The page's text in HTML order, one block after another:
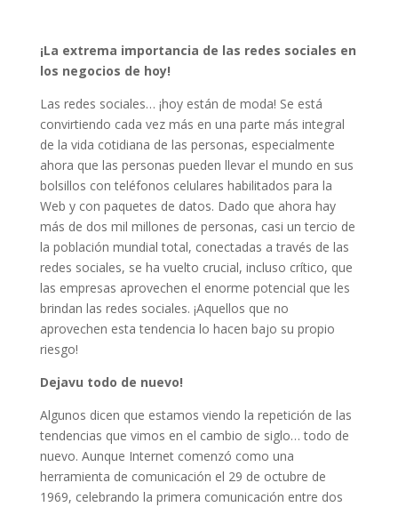
¡La extrema importancia de las redes sociales en
los negocios de hoy!
Las redes sociales… ¡hoy están de moda! Se está
convirtiendo cada vez más en una parte más integral
de la vida cotidiana de las personas, especialmente
ahora que las personas pueden llevar el mundo en sus
bolsillos con teléfonos celulares habilitados para la
Web y con paquetes de datos. Dado que ahora hay
más de dos mil millones de personas, casi un tercio de
la población mundial total, conectadas a través de las
redes sociales, se ha vuelto crucial, incluso crítico, que
las empresas aprovechen el enorme potencial que les
brindan las redes sociales. ¡Aquellos que no
aprovechen esta tendencia lo hacen bajo su propio
riesgo!
Dejavu todo de nuevo!
Algunos dicen que estamos viendo la repetición de las
tendencias que vimos en el cambio de siglo… todo de
nuevo. Aunque Internet comenzó como una
herramienta de comunicación el 29 de octubre de
1969, celebrando la primera comunicación entre dos